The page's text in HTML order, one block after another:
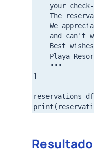
your
The
We
and can't
Best
Playa
    """
]